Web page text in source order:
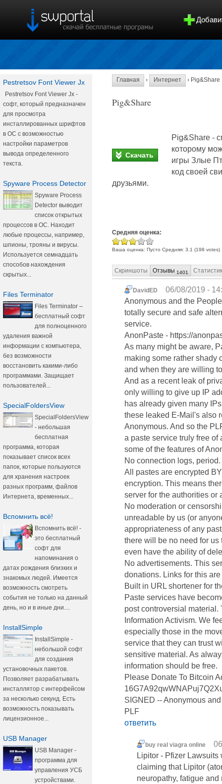
Pestretsov Font Viewer Jx
Pestretsov Font Viewer Jx -
софт, который предназначен
для просмотра
инсталлированных шрифтов
в ОС c возможностью
настройки параметров
вывода определенного
текста.
Spyware Process Detector
Spyware Process
Detector выводит
список открытых
процессов в ОС. Находит
любые процессы, например,
шпионы, трояны и вирусы.
Используется семнадцать
способов нахождения
скрытых...
Files Terminator
Files Terminator –
бесплатный софт
для полноценного
удаления важной
информации с компьютера,
без возможности
восстановить какими-либо
программами. Защищает
пользователей...
SpecialFoldersView
SpecialFoldersView
- небольшая
бесплатная
программа, которая
показывает список всех
папок, которые пользуются
для хранения настроек
разных программ, файлов
Интернета, временных...
Вспомнить всё!
Вспомнить всё! -
это бесплатный
софт для
напоминания о
датах рождения близких и
знакомых людей. Имеется
возможность смотреть
события не только на данный
день, но и в иные дни....
InstallSimple
InstallSimple -
небольшой софт
для создания
установочных пакетов.
Позволяет разрабатывать
инсталлятор с интерфейсом
за несколько секунд. Есть
возможность показывать
лицензионное...
USB Manager
USB Manager -
программа для
управления УСБ
устройствами.
Главная › Интернет › Pig&Share
Pig&Share
Скачать
Pig&Share -
которому
игры Злые
код своей
друзьями.
Средняя оценка:
Ваша оценка: Пусто Средняя: 3.1 (198 votes)
Скриншоты Отзывы 1401
DavidED
06/08/2019 -
Anonymous and the
totally secure and safe
service.
AnonPaste - https://
As many might be aware,
making some rather shady
and when they are willing
And as a recent leak of
only willing to give up IP
has already given many
these leaked E-Mail's also
Anonymous. And so the
a paste service truly free
some of the features of
No connection logs, period.
All pastes are encrypted
encryption. This means
server for the authorities or
No moderation or
unreadable by us (or
appropriateness of any
there will be no need for
even have the ability of
No advertisements. This
donations. Links for this
Built in URL shortener for
Paste services have
post controversial
Information Activism. We
especially those in the
service that they can trust
sensitive material. As
information should be free.
Please Donate To Bitcoin
SIGNED -- Anonymous
PLF
ответить
buy real viagra online
Lipitor - Pfizer
claiming that Lipitor
neuropathy, fatigue